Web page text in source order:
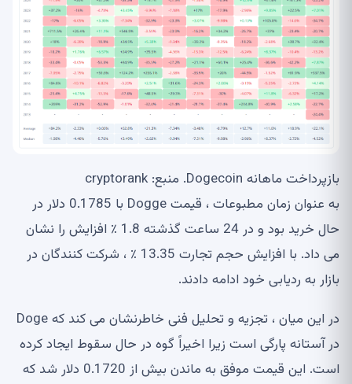
بازپرداخت ماهانه Dogecoin. منبع: cryptorank
به عنوان زمان مطبوعات ، قیمت Dogge با 0.1785 دلار در
حال خرید بود و در 24 ساعت گذشته 1.8 ٪ افزایش را نشان
می داد. با افزایش حجم تجارت 13.35 ٪ ، شرکت کنندگان در
بازار به ردیابی خود ادامه دادند.
در این میان ، تجزیه و تحلیل فنی خاطرنشان می کند که Doge
در آستانه پارگی است زیرا اخیراً گوه در حال سقوط ایجاد کرده
است. این قیمت موفق به ماندن بیش از 0.1720 دلار شد که